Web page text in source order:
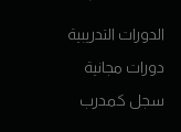
الدورات التدريبية
دورات مجانية
سجل كمدرب